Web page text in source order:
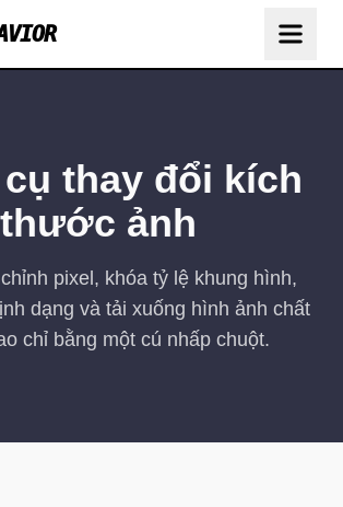
thay đổi kích
thước ảnh
pixel, khóa tỷ lệ khung hình,
dạng và tải xuống hình ảnh chất
chỉ bằng một cú nhấp chuột.